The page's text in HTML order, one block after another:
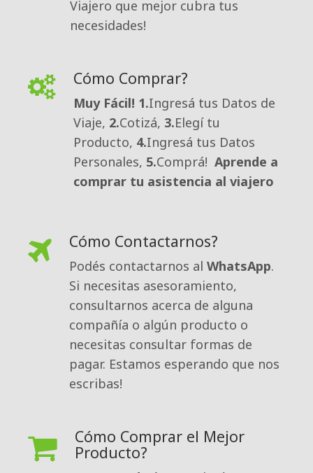
Viajero que mejor cubra tus
necesidades!
Cómo Comprar?
Muy Fácil! 1.Ingresá tus Datos de
Viaje, 2.Cotizá, 3.Elegí tu
Producto, 4.Ingresá tus Datos
Personales, 5.Comprá! Aprende a
comprar tu asistencia al viajero
Cómo Contactarnos?
Podés contactarnos al WhatsApp.
Si necesitas asesoramiento,
consultarnos acerca de alguna
compañía o algún producto o
necesitas consultar formas de
pagar. Estamos esperando que nos
escribas!
Cómo Comprar el Mejor
Producto?